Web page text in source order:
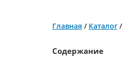
Главная / Каталог /
Содержание